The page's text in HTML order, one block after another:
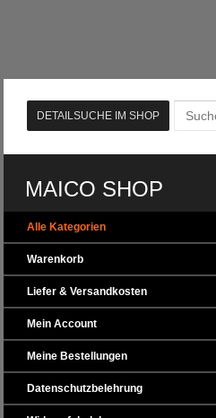
MAICO SHOP
Alle Kategorien
Warenkorb
Liefer & Versandkosten
Mein Account
Meine Bestellungen
Datenschutzbelehrung